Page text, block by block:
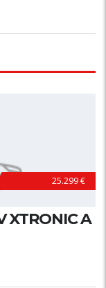
25.299 €
XTRONIC A